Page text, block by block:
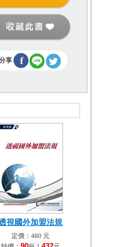
享 f
視國外加盟法規
定價：480 元